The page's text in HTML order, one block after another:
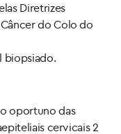
Diretrizes
do Colo do
biopsiado.
oportuno das
cervicais 2